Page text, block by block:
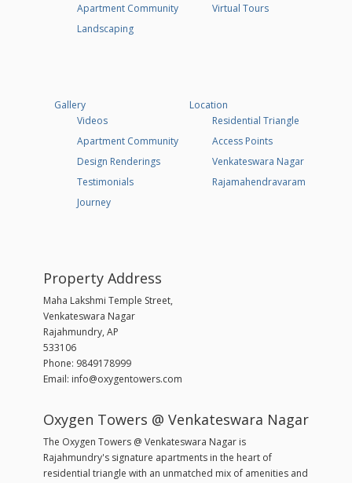
Apartment Community
Landscaping
Virtual Tours
Gallery
Videos
Apartment Community
Design Renderings
Testimonials
Journey
Location
Residential Triangle
Access Points
Venkateswara Nagar
Rajamahendravaram
Property Address
Maha Lakshmi Temple Street,
Venkateswara Nagar
Rajahmundry, AP
533106
Phone: 9849178999
Email: info@oxygentowers.com
Oxygen Towers @ Venkateswara Nagar
The Oxygen Towers @ Venkateswara Nagar is
Rajahmundry's signature apartments in the heart of
residential triangle with an unmatched mix of amenities and